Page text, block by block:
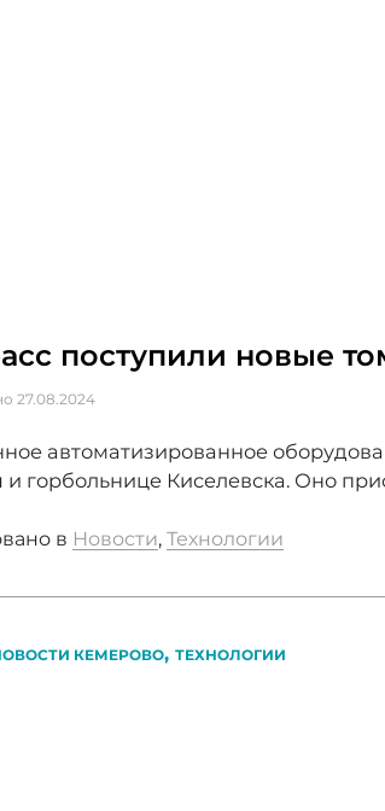
поступили новые
27.08.2024
автоматизированное
горбольнице Киселевска. Оно
в Новости, Технологии
КЕМЕРОВО, ТЕХНОЛОГИИ